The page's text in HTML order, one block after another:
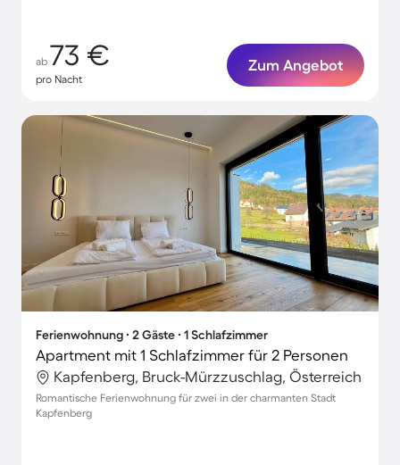
ab 73 €
pro Nacht
Zum Angebot
Ferienwohnung ∙ 2 Gäste ∙ 1 Schlafzimmer
Apartment mit 1 Schlafzimmer für 2 Personen
Kapfenberg, Bruck-Mürzzuschlag, Österreich
Romantische Ferienwohnung für zwei in der charmanten Stadt
Kapfenberg